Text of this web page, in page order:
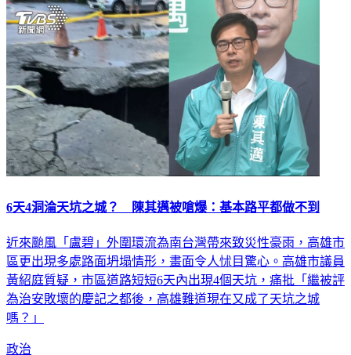
6天4洞淪天坑之城？ 陳其邁被嗆爆：基本路平都做不到
近來颱風「盧碧」外圍環流為南台灣帶來致災性豪雨，高雄市
區更出現多處路面坍塌情形，畫面令人怵目驚心。高雄市議員
黃紹庭質疑，市區道路短短6天內出現4個天坑，痛批「繼被評
為治安敗壞的慶記之都後，高雄難道現在又成了天坑之城
嗎？」
政治